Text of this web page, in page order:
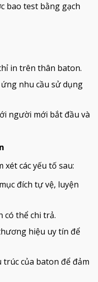
bao test bằng gạch
in trên thân baton.
nhu cầu sử dụng
người mới bắt đầu và
xét các yếu tố sau:
đích tự vệ, luyện
có thể chi trả.
hiệu uy tín để
trúc của baton để đảm